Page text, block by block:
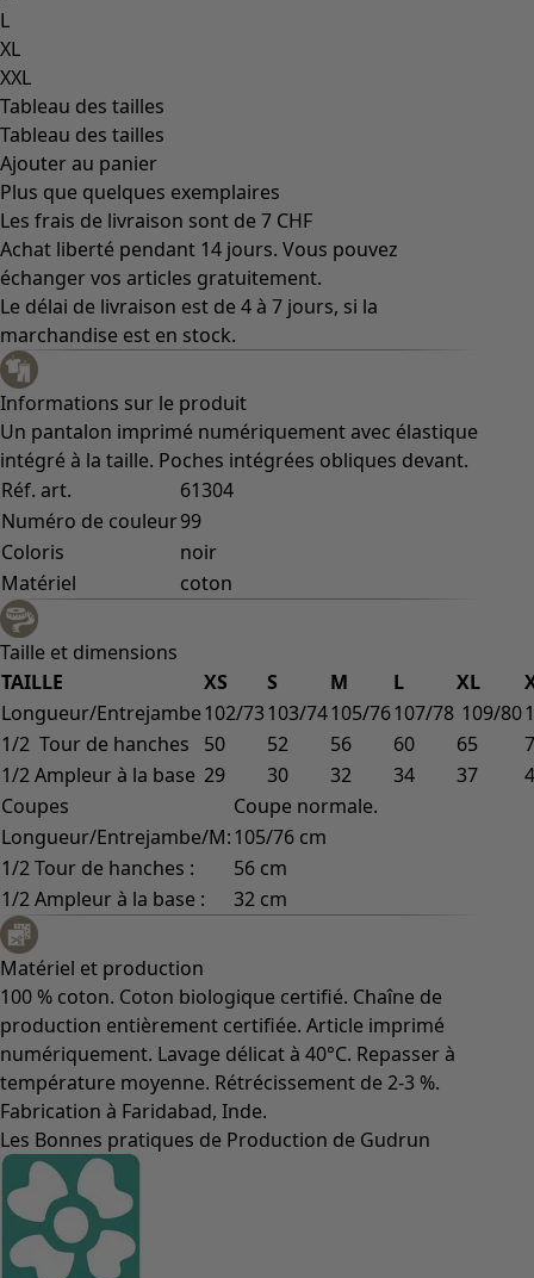
L
XL
XXL
Tableau des tailles
Tableau des tailles
Ajouter au panier
Plus que quelques exemplaires
Les frais de livraison sont de 7 CHF
Achat liberté pendant 14 jours. Vous pouvez
échanger vos articles gratuitement.
Le délai de livraison est de 4 à 7 jours, si la
marchandise est en stock.
Informations sur le produit
Un pantalon imprimé numériquement avec élastique
intégré à la taille. Poches intégrées obliques devant.
Réf. art.
61304
Numéro de couleur99
Coloris
noir
Matériel
coton
Taille et dimensions
TAILLE
XS S M L XL
Longueur/Entrejambe102/73103/74105/76107/78 109/80
1/2 Tour de hanches
50 52 56 60 65
1/2 Ampleur à la base 29 30 32 34 37
Coupes
Coupe normale.
Longueur/Entrejambe/M:105/76 cm
1/2 Tour de hanches :
56 cm
1/2 Ampleur à la base :
32 cm
Matériel et production
100 % coton. Coton biologique certifié. Chaîne de
production entièrement certifiée. Article imprimé
numériquement. Lavage délicat à 40°C. Repasser à
température moyenne. Rétrécissement de 2-3 %.
Fabrication à Faridabad, Inde.
Les Bonnes pratiques de Production de Gudrun